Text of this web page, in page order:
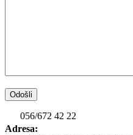
056/672 42 22
Adresa: